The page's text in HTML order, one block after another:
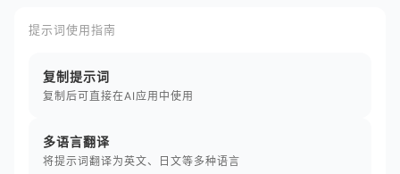
提示词使用指南
复制提示词
复制后可直接在AI应用中使用
多语言翻译
将提示词翻译为英文、日文等多种语言